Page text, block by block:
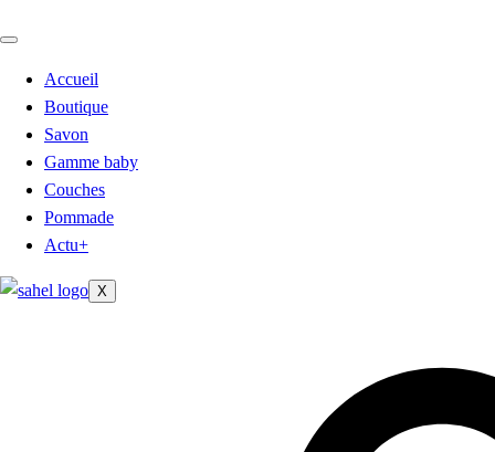
Accueil
Boutique
Savon
Gamme baby
Couches
Pommade
Actu+
X